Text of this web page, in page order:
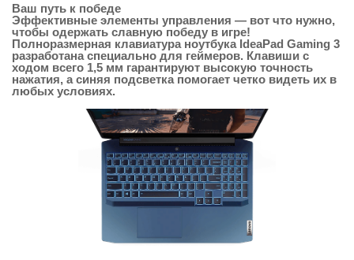
Ваш путь к победе
Эффективные элементы управления — вот что нужно,
чтобы одержать славную победу в игре!
Полноразмерная клавиатура ноутбука IdeaPad Gaming 3
разработана специально для геймеров. Клавиши с
ходом всего 1,5 мм гарантируют высокую точность
нажатия, а синяя подсветка помогает четко видеть их в
любых условиях.